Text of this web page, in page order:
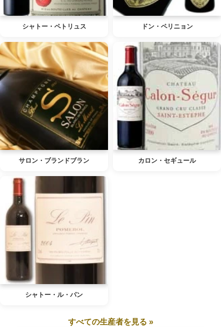
シャトー・ペトリュス ドン・ペリニョン
サロン・ブランドブラン カロン・セギュール
シャトー・ル・パン
すべての生産者を見る »